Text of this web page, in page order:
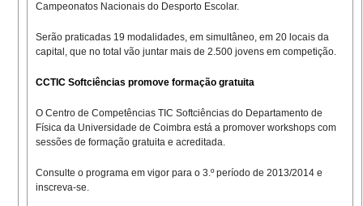
Campeonatos Nacionais do Desporto Escolar.
Serão praticadas 19 modalidades, em simultâneo, em 20 locais da
capital, que no total vão juntar mais de 2.500 jovens em competição.
CCTIC Softciências promove formação gratuita
O Centro de Competências TIC Softciências do Departamento de
Física da Universidade de Coimbra está a promover workshops com
sessões de formação gratuita e acreditada.
Consulte o programa em vigor para o 3.º período de 2013/2014 e
inscreva-se.